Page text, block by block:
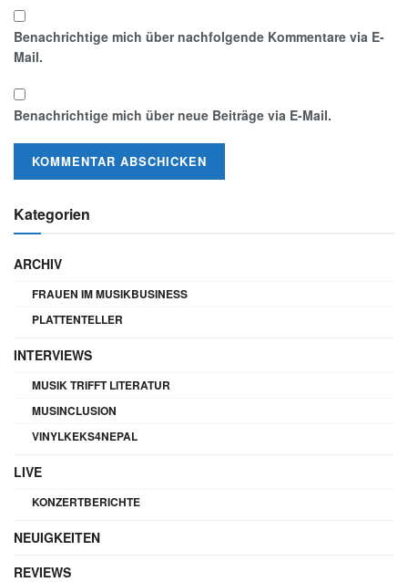
Benachrichtige mich über nachfolgende Kommentare via E-
Mail.
Benachrichtige mich über neue Beiträge via E-Mail.
Kategorien
ARCHIV
FRAUEN IM MUSIKBUSINESS
PLATTENTELLER
INTERVIEWS
MUSIK TRIFFT LITERATUR
MUSINCLUSION
VINYLKEKS4NEPAL
LIVE
KONZERTBERICHTE
NEUIGKEITEN
REVIEWS